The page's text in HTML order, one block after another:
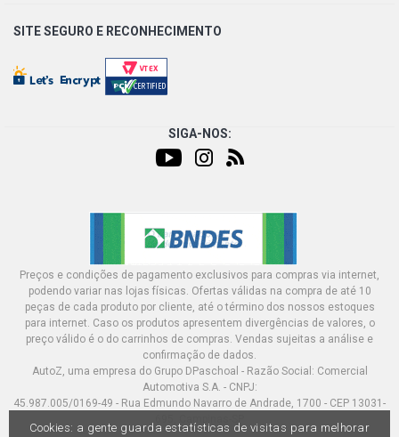
SITE SEGURO E RECONHECIMENTO
SIGA-NOS:
Preços e condições de pagamento exclusivos para compras via internet,
podendo variar nas lojas físicas. Ofertas válidas na compra de até 10
peças de cada produto por cliente, até o término dos nossos estoques
para internet. Caso os produtos apresentem divergências de valores, o
preço válido é o do carrinhos de compras. Vendas sujeitas a análise e
confirmação de dados.
AutoZ, uma empresa do Grupo DPaschoal - Razão Social: Comercial
Automotiva S.A. - CNPJ:
45.987.005/0169-49 - Rua Edmundo Navarro de Andrade, 1700 - CEP 13031-
Cookies: a gente guarda estatísticas de visitas para melhorar